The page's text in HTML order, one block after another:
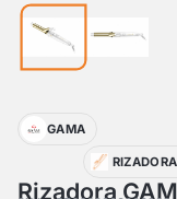
GAMA
Rizadora